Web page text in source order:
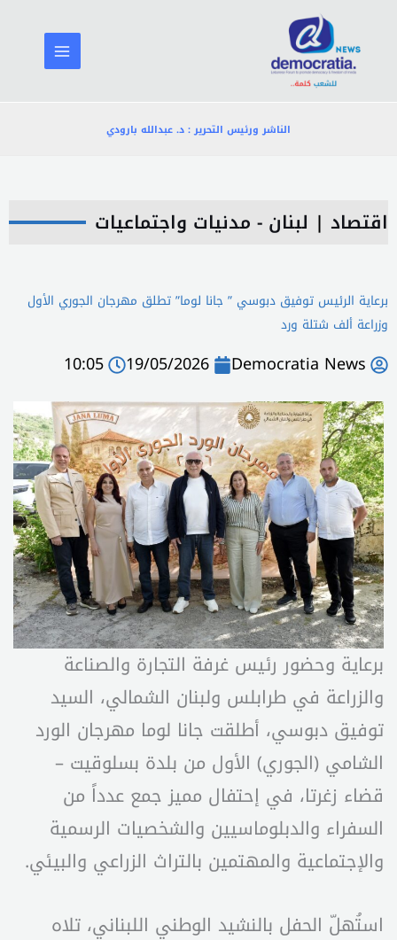
المحتوى
الناشر ورئيس التحرير : د. عبدالله بارودي
اقتصاد | لبنان - مدنيات واجتماعيات
برعاية الرئيس توفيق دبوسي ” جانا لوما” تطلق مهرجان الجوري الأول
وزراعة ألف شتلة ورد
Democratia News
19/05/2026
10:05
برعاية وحضور رئيس غرفة التجارة والصناعة
والزراعة في طرابلس ولبنان الشمالي، السيد
توفيق دبوسي، أطلقت جانا لوما مهرجان الورد
الشامي (الجوري) الأول من بلدة بسلوقيت –
قضاء زغرتا، في إحتفال مميز جمع عدداً من
السفراء والدبلوماسيين والشخصيات الرسمية
والإجتماعية والمهتمين بالتراث الزراعي والبيئي.
استُهلّ الحفل بالنشيد الوطني اللبناني، تلاه